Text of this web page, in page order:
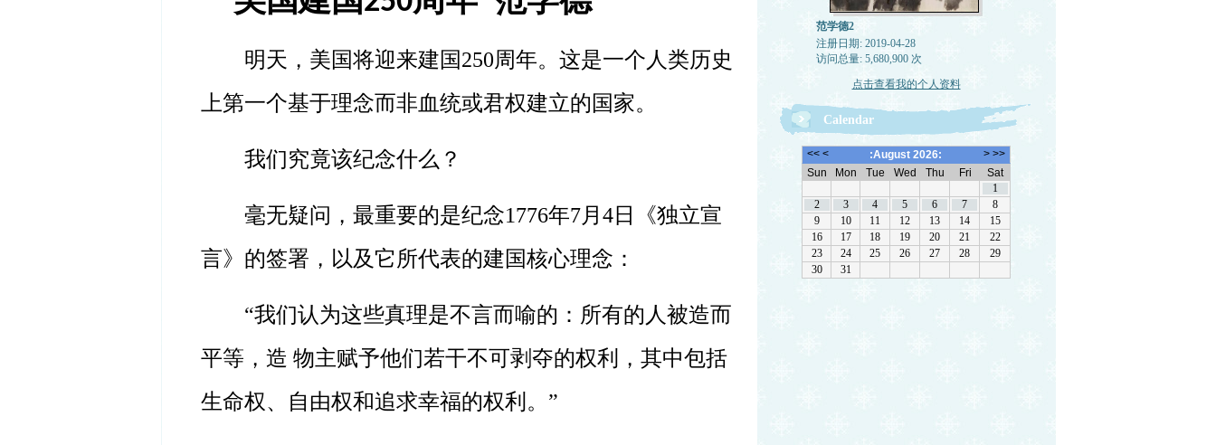
明天，美国将迎来建国250周年。这是一个人类历史
上第一个基于理念而非血统或君权建立的国家。
我们究竟该纪念什么？
毫无疑问，最重要的是纪念1776年7月4日《独立宣
言》的签署，以及它所代表的建国核心理念：
“我们认为这些真理是不言而喻的：所有的人被造而
平等，造 物主赋予他们若干不可剥夺的权利，其中包括
生命权、自由权和追求幸福的权利。”
范学德2
注册日期: 2019-04-28
访问总量: 5,680,900 次
点击查看我的个人资料
Calendar